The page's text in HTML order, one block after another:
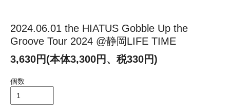
2024.06.01 the HIATUS Gobble Up the
Groove Tour 2024 @静岡LIFE TIME
3,630円(本体3,300円、税330円)
個数